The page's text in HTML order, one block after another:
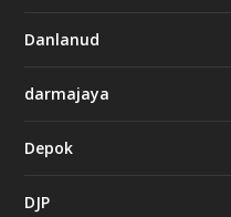
Danlanud
darmajaya
Depok
DJP